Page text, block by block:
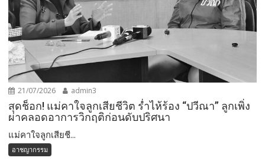
21/07/2026 admin3
สุดช็อก! แม่คาใจลูกเสียชีวิต ร่ำไห้ร้อง “ปวีณา” ลูกเพิ่ง
ผ่าคลอดอาการวิกฤติก่อนดับปริศนา
แม่คาใจลูกเสียชี...
อาชญากรรม